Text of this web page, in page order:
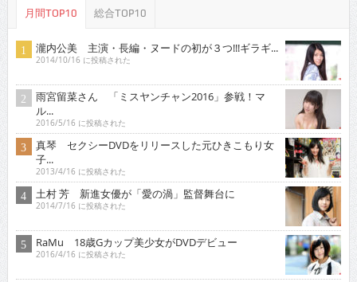
月間TOP10 総合TOP10
瀧内公美 主演・長編・ヌードの初が３つ!!!ギラギ...
2014/10/16 に投稿された
雨宮留菜さん 「ミスヤンチャン2016」参戦！マ
ル...
2016/5/16 に投稿された
真琴 セクシーDVDをリリースした元ひきこもり女
子...
2013/4/16 に投稿された
土村 芳 新進女優が「愛の渦」監督舞台に
2014/7/16 に投稿された
RaMu 18歳Gカップ美少女がDVDデビュー
2016/4/16 に投稿された